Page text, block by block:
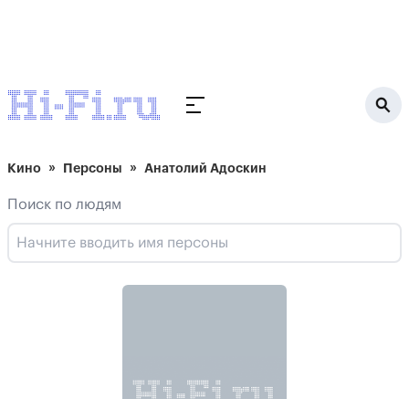
Кино Персоны Анатолий Адоскин
Поиск по людям